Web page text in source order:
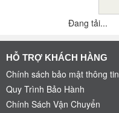
Đang tải...
HỖ TRỢ KHÁCH HÀNG
Chính sách bảo mật thông tin
Quy Trình Bảo Hành
Chính Sách Vận Chuyển